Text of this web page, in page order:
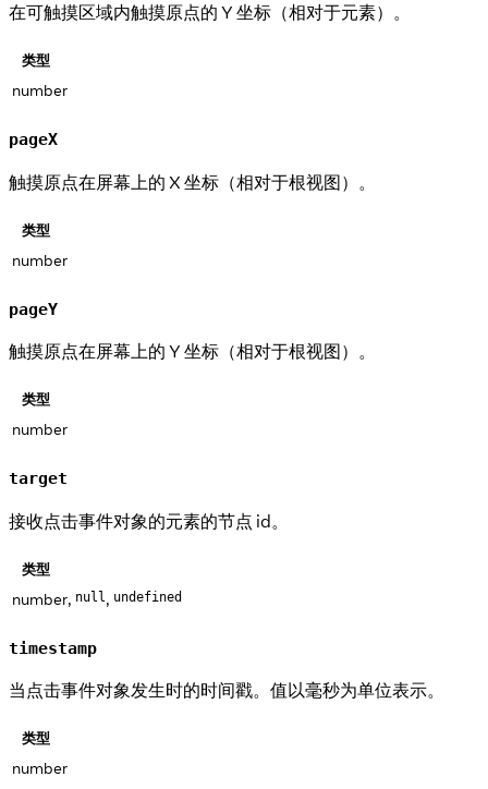
在可触摸区域内触摸原点的 Y 坐标（相对于元素）。
类型
number
pageX
触摸原点在屏幕上的 X 坐标（相对于根视图）。
类型
number
pageY
触摸原点在屏幕上的 Y 坐标（相对于根视图）。
类型
number
target
接收点击事件对象的元素的节点 id。
类型
number, null , undefined
timestamp
当点击事件对象发生时的时间戳。值以毫秒为单位表示。
类型
number